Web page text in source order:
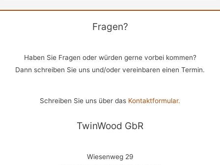
Fragen?
Haben Sie Fragen oder würden gerne vorbei kommen?
Dann schreiben Sie uns und/oder vereinbaren einen Termin.
Schreiben Sie uns über das Kontaktformular.
TwinWood GbR
Wiesenweg 29